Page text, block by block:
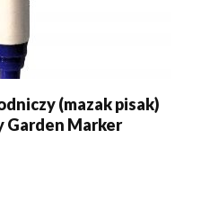
(mazak pisak)
Garden Marker